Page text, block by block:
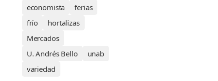
economista
ferias
frío
hortalizas
Mercados
U. Andrés Bello
unab
variedad